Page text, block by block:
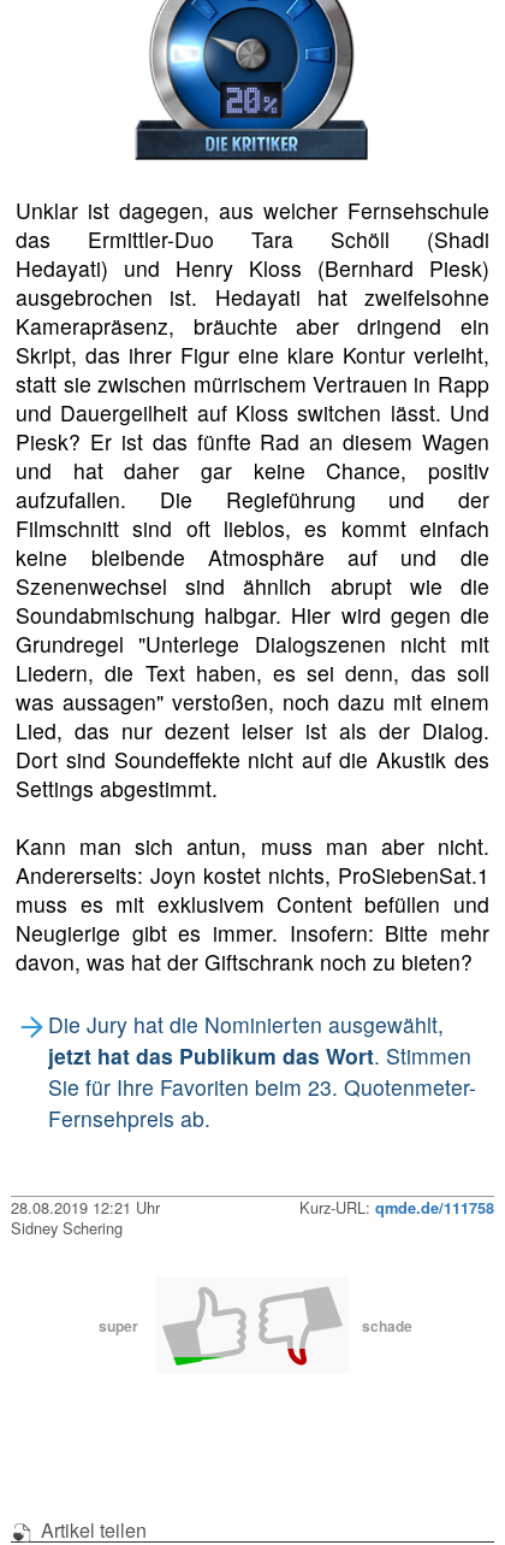
Unklar ist dagegen, aus welcher Fernsehschule
das Ermittler-Duo Tara Schöll (Shadi
Hedayati) und Henry Kloss (Bernhard Piesk)
ausgebrochen ist. Hedayati hat zweifelsohne
Kamerapräsenz, bräuchte aber dringend ein
Skript, das ihrer Figur eine klare Kontur verleiht,
statt sie zwischen mürrischem Vertrauen in Rapp
und Dauergeilheit auf Kloss switchen lässt. Und
Piesk? Er ist das fünfte Rad an diesem Wagen
und hat daher gar keine Chance, positiv
aufzufallen. Die Regieführung und der
Filmschnitt sind oft lieblos, es kommt einfach
keine bleibende Atmosphäre auf und die
Szenenwechsel sind ähnlich abrupt wie die
Soundabmischung halbgar. Hier wird gegen die
Grundregel "Unterlege Dialogszenen nicht mit
Liedern, die Text haben, es sei denn, das soll
was aussagen" verstoßen, noch dazu mit einem
Lied, das nur dezent leiser ist als der Dialog.
Dort sind Soundeffekte nicht auf die Akustik des
Settings abgestimmt.
Kann man sich antun, muss man aber nicht.
Andererseits: Joyn kostet nichts, ProSiebenSat.1
muss es mit exklusivem Content befüllen und
Neugierige gibt es immer. Insofern: Bitte mehr
davon, was hat der Giftschrank noch zu bieten?
Die Jury hat die Nominierten ausgewählt,
jetzt hat das Publikum das Wort. Stimmen
Sie für Ihre Favoriten beim 23. Quotenmeter-
Fernsehpreis ab.
28.08.2019 12:21 Uhr Kurz-URL: qmde.de/111758
Sidney Schering
super schade
Artikel teilen